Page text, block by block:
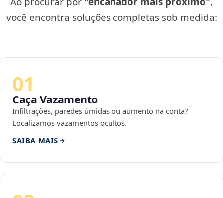
você encontra soluções completas sob medida:
01
Caça Vazamento
Infiltrações, paredes úmidas ou aumento na conta?
Localizamos vazamentos ocultos.
SAIBA MAIS